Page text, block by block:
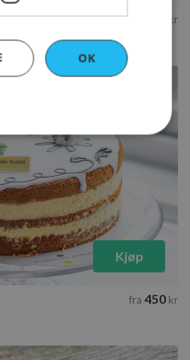
kr
Kjøp
fra 450 kr
OK
Ytelse
Markedsføring
tillater
som
riktig uten strengt
Domene